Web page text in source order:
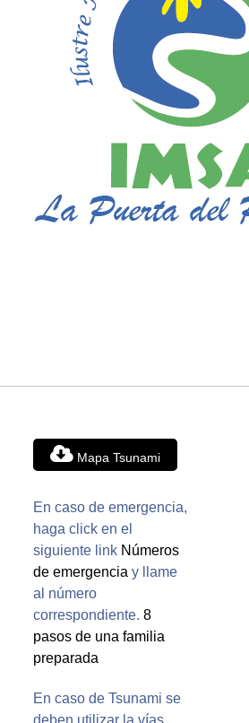
Mapa Tsunami
En caso de emergencia,
haga click en el
siguiente link Números
de emergencia y llame
al número
correspondiente. 8
pasos de una familia
preparada
En caso de Tsunami se
deben utilizar la vías